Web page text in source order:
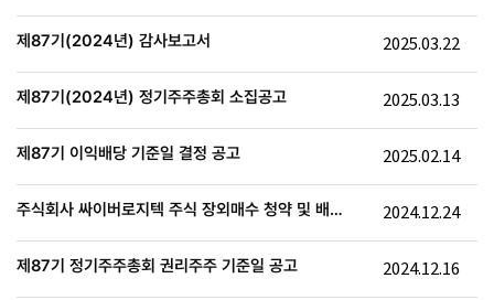
제87기(2024년) 감사보고서 2025.03.22
제87기(2024년) 정기주주총회 소집공고 2025.03.13
제87기 이익배당 기준일 결정 공고 2025.02.14
주식회사 싸이버로지텍 주식 장외매수 청약 및 배정
2024.12.24
제87기 정기주주총회 권리주주 기준일 공고 2024.12.16